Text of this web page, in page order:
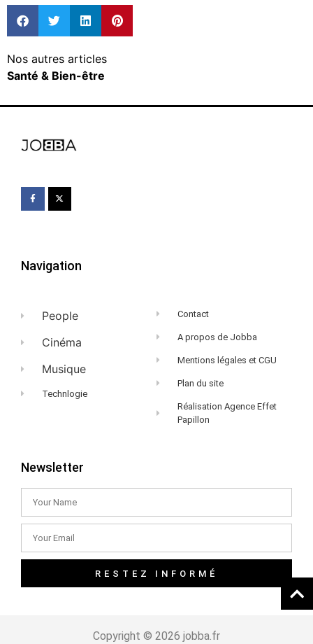
Nos autres articles
Santé & Bien-être
Navigation
People
Cinéma
Musique
Technlogie
Contact
A propos de Jobba
Mentions légales et CGU
Plan du site
Réalisation Agence Effet
Papillon
Newsletter
RESTEZ INFORMÉ
Copyright © 2026 jobba.fr